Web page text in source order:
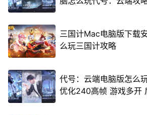
三国计Mac电脑版下载
么玩三国计攻略
代号：云端电脑版怎么
优化240高帧 游戏多开